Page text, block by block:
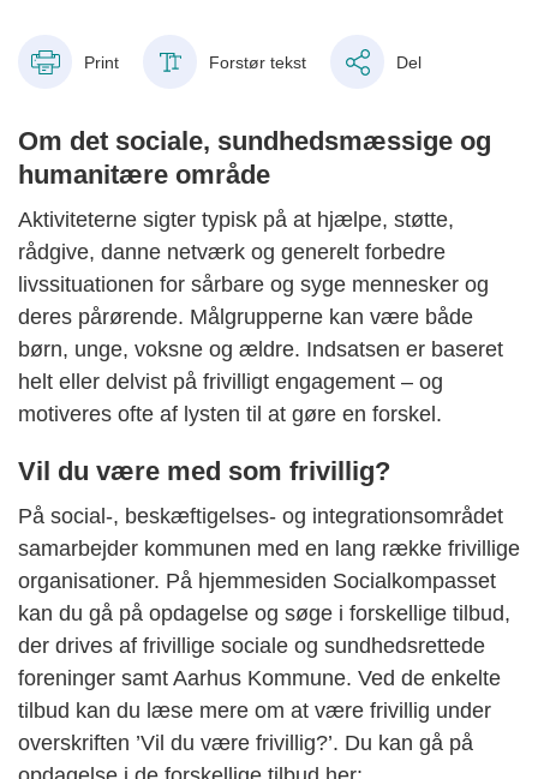
Print Forstør tekst Del
Om det sociale, sundhedsmæssige og
humanitære område
Aktiviteterne sigter typisk på at hjælpe, støtte,
rådgive, danne netværk og generelt forbedre
livssituationen for sårbare og syge mennesker og
deres pårørende. Målgrupperne kan være både
børn, unge, voksne og ældre. Indsatsen er baseret
helt eller delvist på frivilligt engagement – og
motiveres ofte af lysten til at gøre en forskel.
Vil du være med som frivillig?
På social-, beskæftigelses- og integrationsområdet
samarbejder kommunen med en lang række frivillige
organisationer. På hjemmesiden Socialkompasset
kan du gå på opdagelse og søge i forskellige tilbud,
der drives af frivillige sociale og sundhedsrettede
foreninger samt Aarhus Kommune. Ved de enkelte
tilbud kan du læse mere om at være frivillig under
overskriften ’Vil du være frivillig?’. Du kan gå på